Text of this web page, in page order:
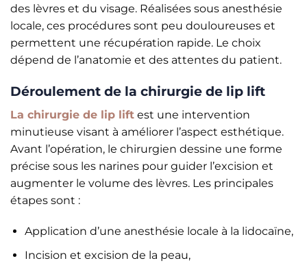
des lèvres et du visage. Réalisées sous anesthésie
locale, ces procédures sont peu douloureuses et
permettent une récupération rapide. Le choix
dépend de l’anatomie et des attentes du patient.
Déroulement de la chirurgie de lip lift
La chirurgie de lip lift est une intervention
minutieuse visant à améliorer l’aspect esthétique.
Avant l’opération, le chirurgien dessine une forme
précise sous les narines pour guider l’excision et
augmenter le volume des lèvres. Les principales
étapes sont :
Application d’une anesthésie locale à la lidocaïne,
Incision et excision de la peau,